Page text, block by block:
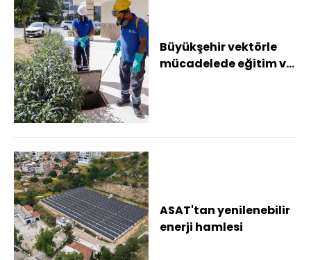
Büyükşehir vektörle
mücadelede eğitim ve
ASAT'tan yenilenebilir
enerji hamlesi